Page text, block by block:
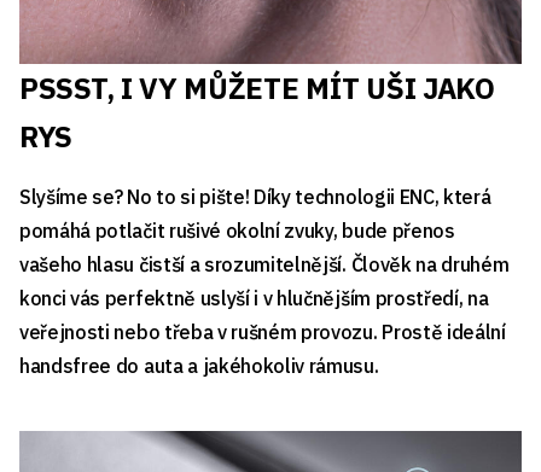
PSSST, I VY MŮŽETE MÍT UŠI JAKO
RYS
Slyšíme se? No to si pište! Díky technologii ENC, která
pomáhá potlačit rušivé okolní zvuky, bude přenos
vašeho hlasu čistší a srozumitelnější. Člověk na druhém
konci vás perfektně uslyší i v hlučnějším prostředí, na
veřejnosti nebo třeba v rušném provozu. Prostě ideální
handsfree do auta a jakéhokoliv rámusu.